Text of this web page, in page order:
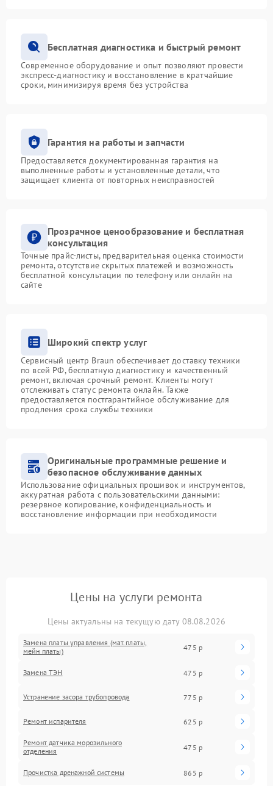
Бесплатная диагностика и быстрый ремонт
Современное оборудование и опыт позволяют провести
экспресс-диагностику и восстановление в кратчайшие
сроки, минимизируя время без устройства
Гарантия на работы и запчасти
Предоставляется документированная гарантия на
выполненные работы и установленные детали, что
защищает клиента от повторных неисправностей
Прозрачное ценообразование и бесплатная
консультация
Точные прайс-листы, предварительная оценка стоимости
ремонта, отсутствие скрытых платежей и возможность
бесплатной консультации по телефону или онлайн на
сайте
Широкий спектр услуг
Сервисный центр Braun обеспечивает доставку техники
по всей РФ, бесплатную диагностику и качественный
ремонт, включая срочный ремонт. Клиенты могут
отслеживать статус ремонта онлайн. Также
предоставляется постгарантийное обслуживание для
продления срока службы техники
Оригинальные программные решение и
безопасное обслуживание данных
Использование официальных прошивок и инструментов,
аккуратная работа с пользовательскими данными:
резервное копирование, конфиденциальность и
восстановление информации при необходимости
Цены на услуги ремонта
Цены актуальны на текущую дату 08.08.2026
Замена платы управления (мат.платы,
мейн платы)
475 р
Замена ТЭН 475 р
Устранение засора трубопровода 775 р
Ремонт испарителя 625 р
Ремонт датчика морозильного
отделения
475 р
Прочистка дренажной системы 865 р